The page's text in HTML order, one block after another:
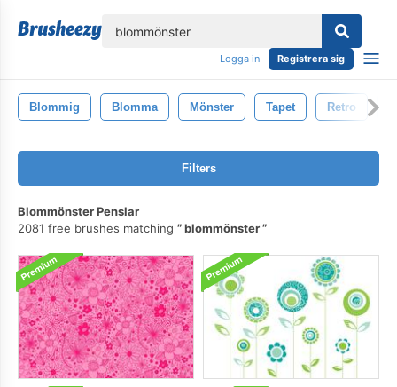
Logga in Registrera sig
Blommig Blomma Mönster Tapet Retro
Filters
Blommönster Penslar
2081 free brushes matching
blommönster